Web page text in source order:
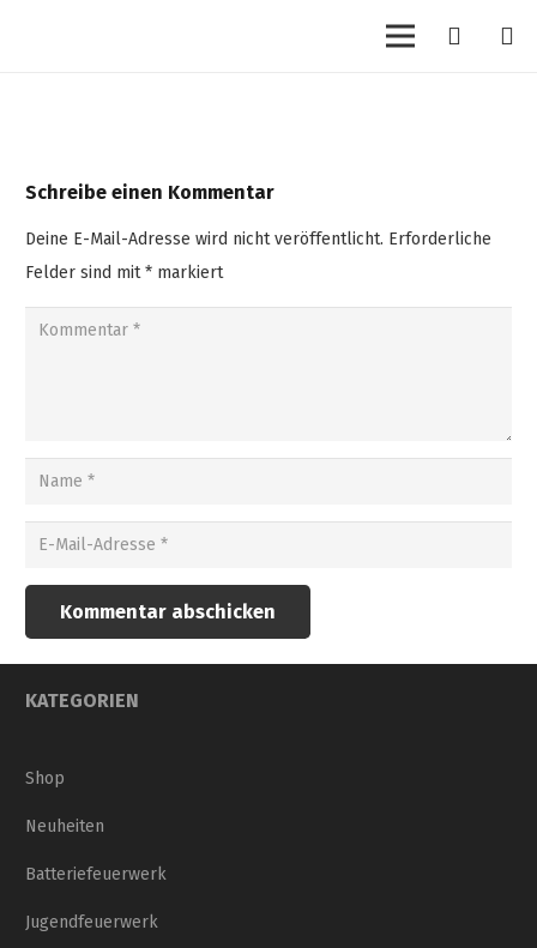
Schreibe einen Kommentar
Deine E-Mail-Adresse wird nicht veröffentlicht. Erforderliche
Felder sind mit* markiert
Kommentar abschicken
KATEGORIEN
Shop
Neuheiten
Batteriefeuerwerk
Jugendfeuerwerk